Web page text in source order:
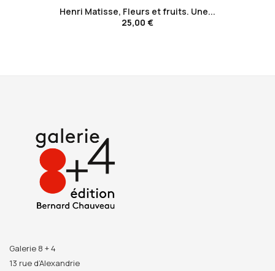
Henri Matisse, Fleurs et fruits. Une...
25,00 €
Galerie 8 + 4
13 rue d’Alexandrie